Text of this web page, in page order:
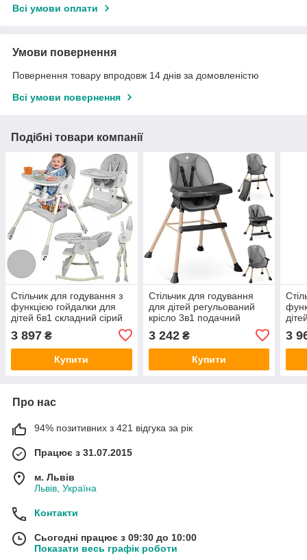
Всі умови оплати
Умови повернення
Повернення товару впродовж 14 днів за домовленістю
Всі умови повернення
Подібні товари компанії
Стільчик для годування з
функцією гойдалки для
дітей 6в1 складний сірий
3 897 ₴
Купити
Стільчик для годування
для дітей регульований
крісло 3в1 подачний
3 242₴
Купити
3
Про нас
94% позитивних з 421 відгука за рік
Працює з 31.07.2015
м. Львів
Львів, Україна
Контакти
Сьогодні працює з 09:30 до 10:00
Показати весь графік роботи